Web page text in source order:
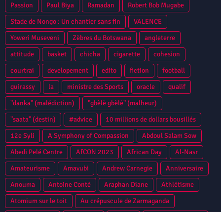
Passion
Paul Biya Ramadan
Robert Bob Mugabe
Stade de Nongo : Un chantier sans fin
VALENCE
Yoweri Museveni
Zèbres du Botswana
angleterre
attitude
basket chicha cigarette
cohesion
courtrai
developement edito fiction
football
guirassy
la ministre des Sports oracle
qualif
"danka" (malédiction)
"gbèlè gbèlè" (malheur)
"saata" (destin)
#advice
10 millions de dollars bousillés
12e Syli
A Symphony of Compassion
Abdoul Salam Sow
Abedi Pelé Centre
AfCON 2023 African Day
Al-Nasr
Amateurisme
Amavubi Andrew Carnegie
Anniversaire
Anouma
Antoine Conté Araphan Diane
Athlétisme
Atomium sur le toit
Au crépuscule de Zarmaganda